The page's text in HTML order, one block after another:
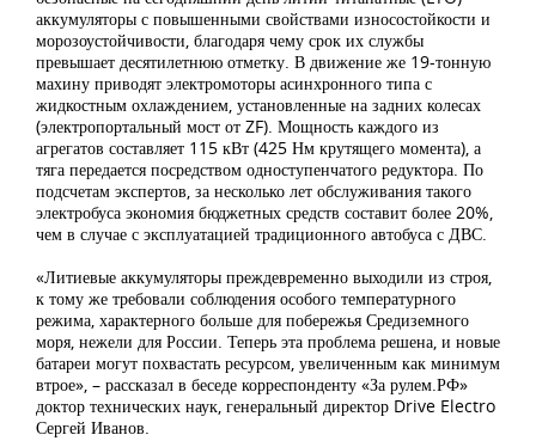
аккумуляторы с повышенными свойствами износостойкости и
морозоустойчивости, благодаря чему срок их службы
превышает десятилетнюю отметку. В движение же 19-тонную
махину приводят электромоторы асинхронного типа с
жидкостным охлаждением, установленные на задних колесах
(электропортальный мост от ZF). Мощность каждого из
агрегатов составляет 115 кВт (425 Нм крутящего момента), а
тяга передается посредством одноступенчатого редуктора. По
подсчетам экспертов, за несколько лет обслуживания такого
электробуса экономия бюджетных средств составит более 20%,
чем в случае с эксплуатацией традиционного автобуса с ДВС.
«Литиевые аккумуляторы преждевременно выходили из строя,
к тому же требовали соблюдения особого температурного
режима, характерного больше для побережья Средиземного
моря, нежели для России. Теперь эта проблема решена, и новые
батареи могут похвастать ресурсом, увеличенным как минимум
втрое», – рассказал в беседе корреспонденту «За рулем.РФ»
доктор технических наук, генеральный директор Drive Electro
Сергей Иванов.